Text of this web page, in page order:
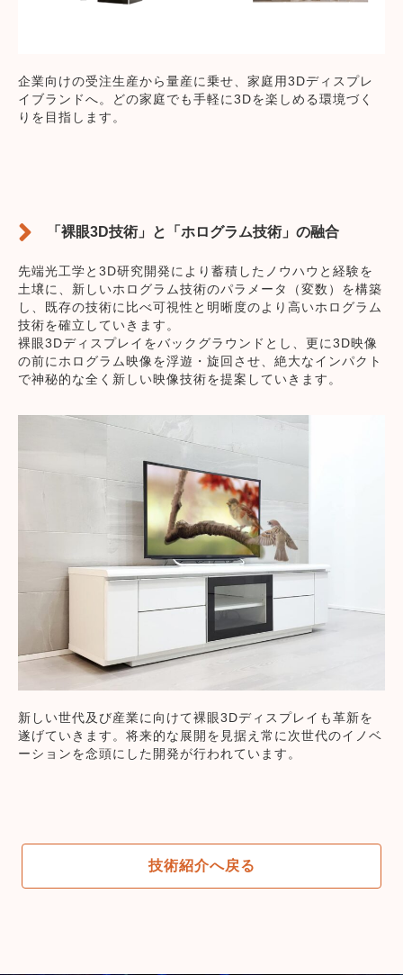
企業向けの受注生産から量産に乗せ、家庭用3Dディスプレ
イブランドへ。どの家庭でも手軽に3Dを楽しめる環境づく
りを目指します。
「裸眼3D技術」と「ホログラム技術」の融合
先端光工学と3D研究開発により蓄積したノウハウと経験を
土壌に、新しいホログラム技術のパラメータ（変数）を構築
し、既存の技術に比べ可視性と明晰度のより高いホログラム
技術を確立していきます。
裸眼3Dディスプレイをバックグラウンドとし、更に3D映像
の前にホログラム映像を浮遊・旋回させ、絶大なインパクト
で神秘的な全く新しい映像技術を提案していきます。
新しい世代及び産業に向けて裸眼3Dディスプレイも革新を
遂げていきます。将来的な展開を見据え常に次世代のイノベ
ーションを念頭にした開発が行われています。
技術紹介へ戻る